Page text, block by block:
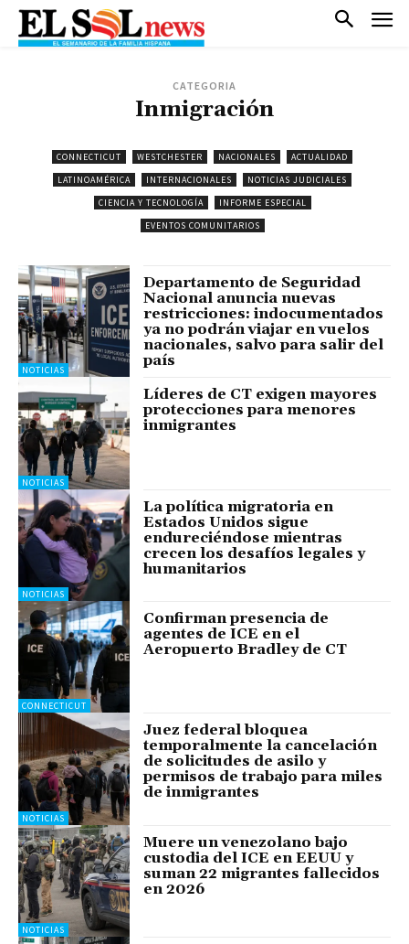
CATEGORIA
Inmigración
CONNECTICUT WESTCHESTER NACIONALES
ACTUALIDAD
LATINOAMÉRICA
INTERNACIONALES
NOTICIAS JUDICIALES
CIENCIA Y TECNOLOGÍA
INFORME ESPECIAL
EVENTOS COMUNITARIOS
NOTICIAS
Departamento de Seguridad
Nacional anuncia nuevas
restricciones: indocumentados
ya no podrán viajar en vuelos
nacionales, salvo para salir del
país
NOTICIAS
Líderes de CT exigen mayores
protecciones para menores
inmigrantes
NOTICIAS
La política migratoria en
Estados Unidos sigue
endureciéndose mientras
crecen los desafíos legales y
humanitarios
CONNECTICUT
Confirman presencia de
agentes de ICE en el
Aeropuerto Bradley de CT
NOTICIAS
Juez federal bloquea
temporalmente la cancelación
de solicitudes de asilo y
permisos de trabajo para miles
de inmigrantes
NOTICIAS
Muere un venezolano bajo
custodia del ICE en EEUU y
suman 22 migrantes fallecidos
en 2026